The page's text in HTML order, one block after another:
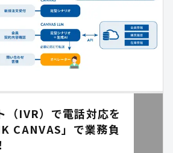
（IVR）で電話対応を
CANVAS」で業務負